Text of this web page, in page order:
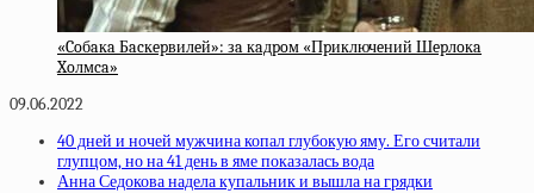
«Coбaкa Бacкepвилeй»: зa кaдpoм «Пpиключeний Шepлoкa
Xoлмca»
09.06.2022
40 дней и ночей мужчина копал глубокую яму. Его считали
глупцом, но на 41 день в яме показалась вода
Анна Седокова надела купальник и вышла на грядки